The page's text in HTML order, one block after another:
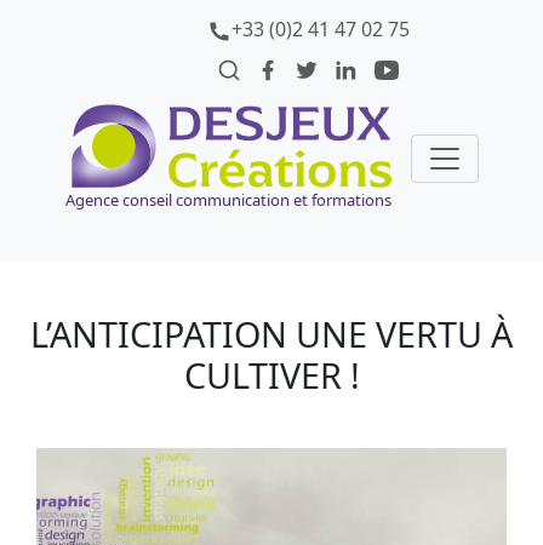
+33 (0)2 41 47 02 75
Agence conseil communication et formations
L’ANTICIPATION UNE VERTU À
CULTIVER !